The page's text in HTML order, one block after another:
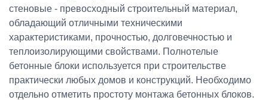
стеновые - превосходный строительный материал,
обладающий отличными техническими
характеристиками, прочностью, долговечностью и
теплоизолирующими свойствами. Полнотелые
бетонные блоки используется при строительстве
практически любых домов и конструкций. Необходимо
отдельно отметить простоту монтажа бетонных блоков.